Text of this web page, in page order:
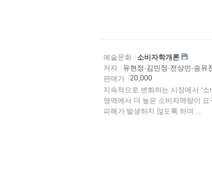
예술문화
소비자학개론
저자
유현정·김민정·전상민·송유
판매가
20,000
지속적으로 변화하는 시장에서 ‘
영역에서 더 높은 소비자역량이
피해가 발생하지 않도록 하며 ...